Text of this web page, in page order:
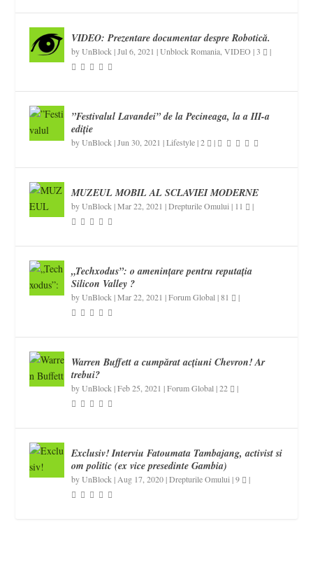
VIDEO: Prezentare documentar despre Robotică.
byUnBlock |Jul 6, 2021 |Unblock Romania ,VIDEO |3 |
”Festivalul Lavandei” de la Pecineaga, la a III-a
ediție
byUnBlock |Jun 30, 2021 |Lifestyle|2 |
MUZEUL MOBIL AL SCLAVIEI MODERNE
byUnBlock |Mar 22, 2021 |Drepturile Omului | 11 |
„Techxodus”: o amenințare pentru reputația
Silicon Valley ?
byUnBlock |Mar 22, 2021 |Forum Global |81 |
Warren Buffett a cumpărat acțiuni Chevron! Ar
trebui?
byUnBlock |Feb 25, 2021 |Forum Global |22 |
Exclusiv! Interviu Fatoumata Tambajang, activist si
om politic (ex vice presedinte Gambia)
byUnBlock | Aug 17, 2020|Drepturile Omului |9 |